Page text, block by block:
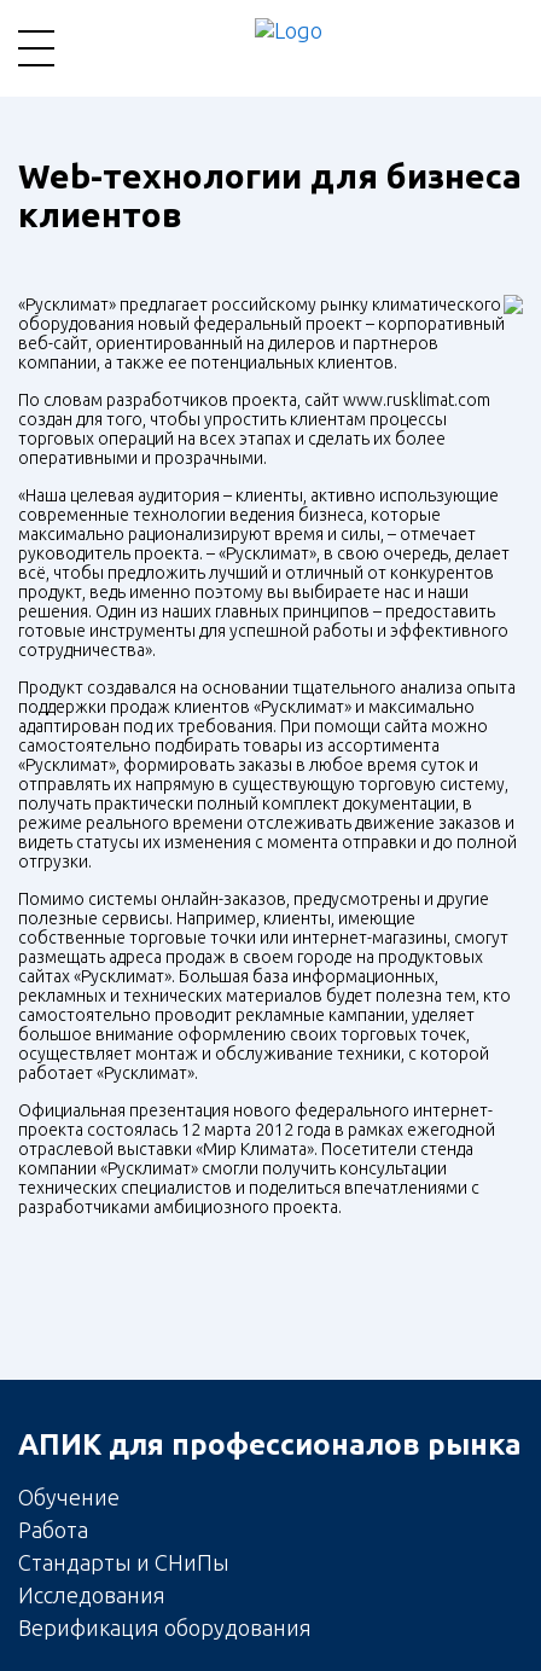
Web-технологии для бизнеса
клиентов
«Русклимат» предлагает российскому рынку климатического
оборудования новый федеральный проект – корпоративный
веб-сайт, ориентированный на дилеров и партнеров
компании, а также ее потенциальных клиентов.
По словам разработчиков проекта, сайт www.rusklimat.com
создан для того, чтобы упростить клиентам процессы
торговых операций на всех этапах и сделать их более
оперативными и прозрачными.
«Наша целевая аудитория – клиенты, активно использующие
современные технологии ведения бизнеса, которые
максимально рационализируют время и силы, – отмечает
руководитель проекта. – «Русклимат», в свою очередь, делает
всё, чтобы предложить лучший и отличный от конкурентов
продукт, ведь именно поэтому вы выбираете нас и наши
решения. Один из наших главных принципов – предоставить
готовые инструменты для успешной работы и эффективного
сотрудничества».
Продукт создавался на основании тщательного анализа опыта
поддержки продаж клиентов «Русклимат» и максимально
адаптирован под их требования. При помощи сайта можно
самостоятельно подбирать товары из ассортимента
«Русклимат», формировать заказы в любое время суток и
отправлять их напрямую в существующую торговую систему,
получать практически полный комплект документации, в
режиме реального времени отслеживать движение заказов и
видеть статусы их изменения с момента отправки и до полной
отгрузки.
Помимо системы онлайн-заказов, предусмотрены и другие
полезные сервисы. Например, клиенты, имеющие
собственные торговые точки или интернет-магазины, смогут
размещать адреса продаж в своем городе на продуктовых
сайтах «Русклимат». Большая база информационных,
рекламных и технических материалов будет полезна тем, кто
самостоятельно проводит рекламные кампании, уделяет
большое внимание оформлению своих торговых точек,
осуществляет монтаж и обслуживание техники, с которой
работает «Русклимат».
Официальная презентация нового федерального интернет-
проекта состоялась 12 марта 2012 года в рамках ежегодной
отраслевой выставки «Мир Климата». Посетители стенда
компании «Русклимат» смогли получить консультации
технических специалистов и поделиться впечатлениями с
разработчиками амбициозного проекта.
АПИК для профессионалов рынка
Обучение
Работа
Стандарты и СНиПы
Исследования
Верификация оборудования